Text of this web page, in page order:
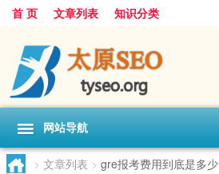
首 页 文章列表 知识分类
网站导航
> 文章列表 > gre报考费用到底是多少